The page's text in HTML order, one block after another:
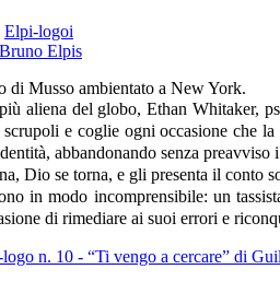
Elpi-logoi
Bruno Elpis
di Musso ambientato a New York.
aliena del globo, Ethan Whitaker,
e coglie ogni occasione che
abbandonando senza
Dio se torna, e gli presenta il conto
in modo incomprensibile: un
di rimediare ai suoi errori e
n. 10 - “Ti vengo a cercare” di